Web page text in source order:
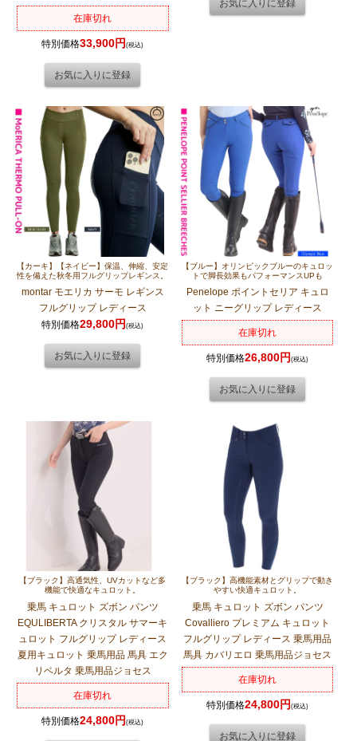
在庫切れ
特別価格33,900円(税込)
【カーキ】【ネイビー】保温、伸縮、安定
性を備えた秋冬用フルグリップレギンス。
montar モエリカ サーモ レギンス
フルグリップ レディース
特別価格29,800円(税込)
【ブルー】オリンピックブルーのキュロッ
トで脚長効果もパフォーマンスUPも
Penelope ポイントセリア キュロ
ット ニーグリップ レディース
在庫切れ
特別価格26,800円(税込)
【ブラック】高通気性、UVカットなど多
機能で快適なキュロット。
乗馬 キュロット ズボン パンツ
EQULIBERTA クリスタル サマーキ
ュロット フルグリップ レディース
夏用キュロット 乗馬用品 馬具 エク
リベルタ 乗馬用品ジョセス
在庫切れ
特別価格24,800円(税込)
【ブラック】高機能素材とグリップで動き
やすい快適キュロット。
乗馬 キュロット ズボン パンツ
Covalliero プレミアム キュロット
フルグリップ レディース 乗馬用品
馬具 カバリエロ 乗馬用品ジョセス
在庫切れ
特別価格24,800円(税込)